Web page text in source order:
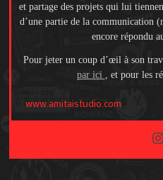
et partage des projets qui lui
d’une partie de la communication
encore répondu
Pour jeter un coup d’œil à son
par ici
, et pour les
www.amitaistudio.com